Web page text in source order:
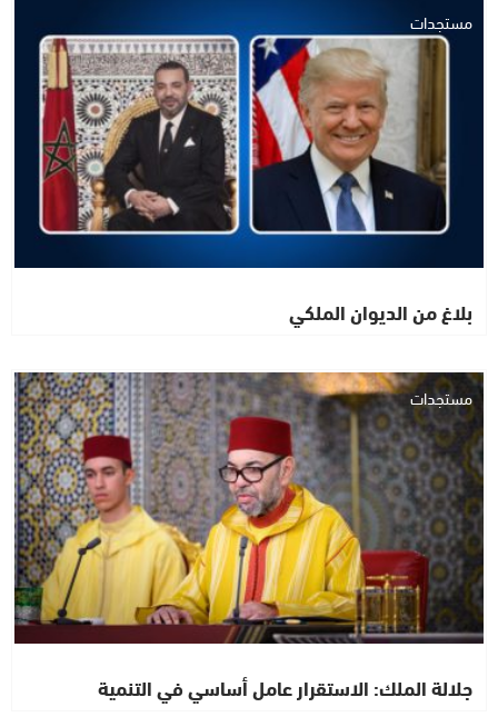
مستجدات
بلاغ من الديوان الملكي
مستجدات
جلالة الملك: الاستقرار عامل أساسي في التنمية